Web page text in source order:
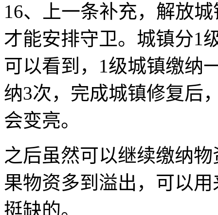
16、上一条补充，解放
才能安排守卫。城镇分1
可以看到，1级城镇缴纳
纳3次，完成城镇修复后
会变亮。
之后虽然可以继续缴纳
果物资多到溢出，可以
挺缺的。